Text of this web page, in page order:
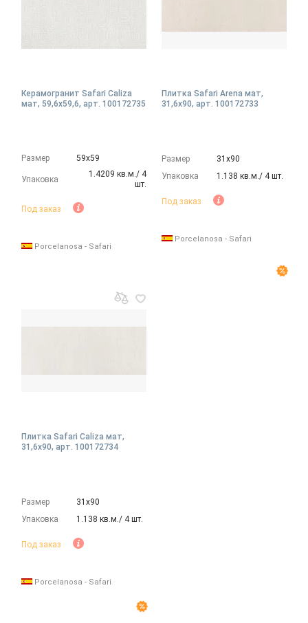
Керамогранит Safari Caliza
мат, 59,6x59,6, арт. 100172735
Размер 59х59
Упаковка
1.4209 кв.м./ 4
шт.
Под заказ
Porcelanosa - Safari
Плитка Safari Arena мат,
31,6x90, арт. 100172733
Размер
31х90
Упаковка
1.138 кв.м./ 4 шт.
Под заказ
Porcelanosa - Safari
Плитка Safari Caliza мат,
31,6x90, арт. 100172734
Размер
31х90
Упаковка
1.138 кв.м./ 4 шт.
Под заказ
Porcelanosa - Safari